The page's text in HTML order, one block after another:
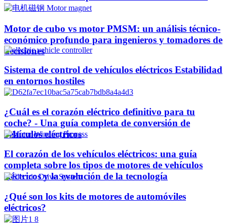
Motor de cubo vs motor PMSM: un análisis técnico-
económico profundo para ingenieros y tomadores de
decisiones
Sistema de control de vehículos eléctricos Estabilidad
en entornos hostiles
¿Cuál es el corazón eléctrico definitivo para tu
coche? - Una guía completa de conversión de
vehículos eléctricos
El corazón de los vehículos eléctricos: una guía
completa sobre los tipos de motores de vehículos
eléctricos y la evolución de la tecnología
¿Qué son los kits de motores de automóviles
eléctricos?